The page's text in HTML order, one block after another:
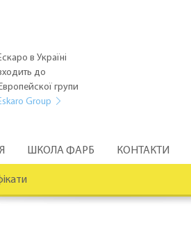
в Україні
до
групи
Group
ШКОЛА ФАРБ КОНТАКТИ